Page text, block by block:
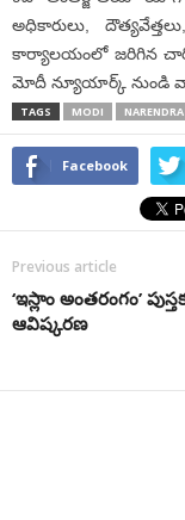
అధికారులు,
కార్యాలయంలో జరిగిన
మోదీ న్యూయార్క్ నుండి
TAGS MODI
Facebook
Previous article
‘ఇస్లాం అంత‌రంగం’
ఆవిష్క‌ర‌ణ‌